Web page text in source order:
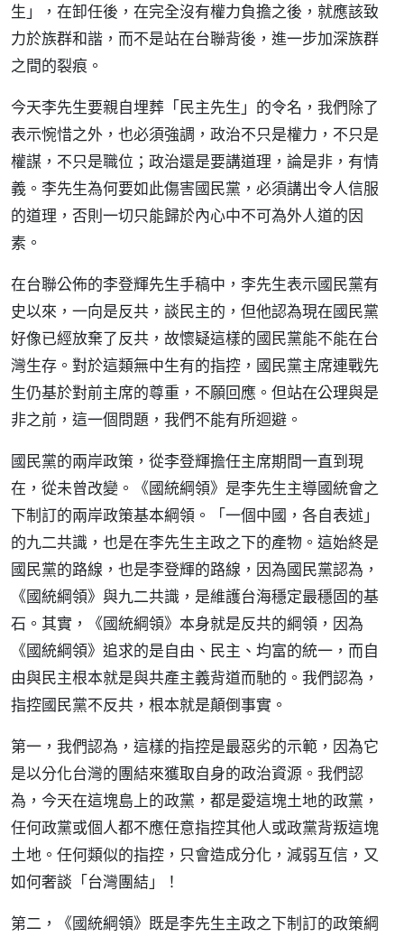
生」，在卸任後，在完全沒有權力負擔之後，就應該致
力於族群和諧，而不是站在台聯背後，進一步加深族群
之間的裂痕。
今天李先生要親自埋葬「民主先生」的令名，我們除了
表示惋惜之外，也必須強調，政治不只是權力，不只是
權謀，不只是職位；政治還是要講道理，論是非，有情
義。李先生為何要如此傷害國民黨，必須講出令人信服
的道理，否則一切只能歸於內心中不可為外人道的因
素。
在台聯公佈的李登輝先生手稿中，李先生表示國民黨有
史以來，一向是反共，談民主的，但他認為現在國民黨
好像已經放棄了反共，故懷疑這樣的國民黨能不能在台
灣生存。對於這類無中生有的指控，國民黨主席連戰先
生仍基於對前主席的尊重，不願回應。但站在公理與是
非之前，這一個問題，我們不能有所迴避。
國民黨的兩岸政策，從李登輝擔任主席期間一直到現
在，從未曾改變。《國統綱領》是李先生主導國統會之
下制訂的兩岸政策基本綱領。「一個中國，各自表述」
的九二共識，也是在李先生主政之下的產物。這始終是
國民黨的路線，也是李登輝的路線，因為國民黨認為，
《國統綱領》與九二共識，是維護台海穩定最穩固的基
石。其實，《國統綱領》本身就是反共的綱領，因為
《國統綱領》追求的是自由、民主、均富的統一，而自
由與民主根本就是與共產主義背道而馳的。我們認為，
指控國民黨不反共，根本就是顛倒事實。
第一，我們認為，這樣的指控是最惡劣的示範，因為它
是以分化台灣的團結來獲取自身的政治資源。我們認
為，今天在這塊島上的政黨，都是愛這塊土地的政黨，
任何政黨或個人都不應任意指控其他人或政黨背叛這塊
土地。任何類似的指控，只會造成分化，減弱互信，又
如何奢談「台灣團結」！
第二，《國統綱領》既是李先生主政之下制訂的政策綱